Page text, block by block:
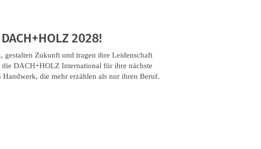
2028!
gestalten Zukunft und tragen ihre Leidenschaft
die DACH+HOLZ International für ihre nächste
die mehr erzählen als nur ihren Beruf.